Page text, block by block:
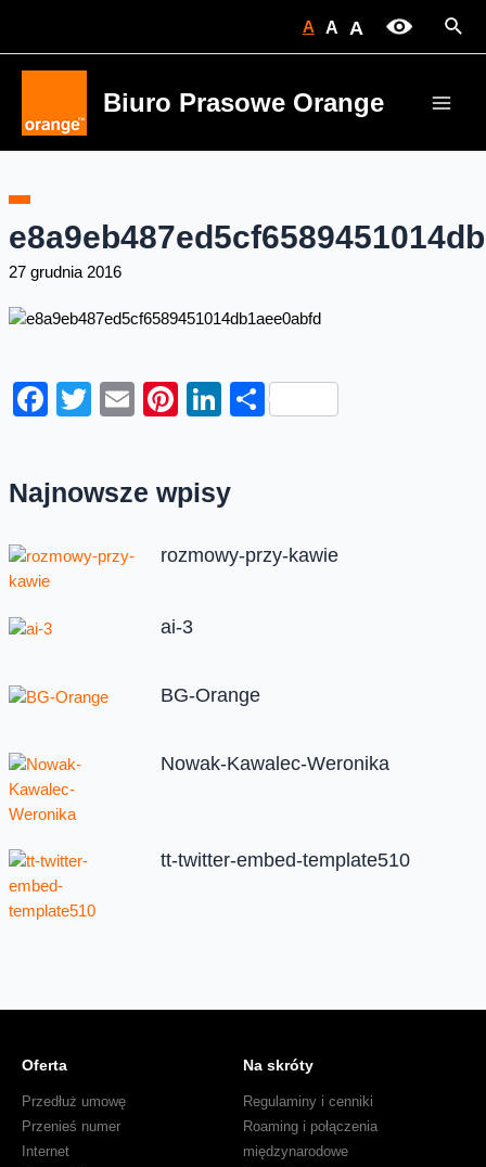
A A A
Biuro Prasowe Orange
27 grudnia 2016
Facebook
Twitter
EmailPinterest
LinkedIn
Share
Najnowsze wpisy
rozmowy-przy-kawie
ai-3
BG-Orange
Nowak-Kawalec-Weronika
tt-twitter-embed-template510
Oferta
Przedłuż umowę
Przenieś numer
Internet
Na skróty
Regulaminy i cenniki
Roaming i połączenia
międzynarodowe